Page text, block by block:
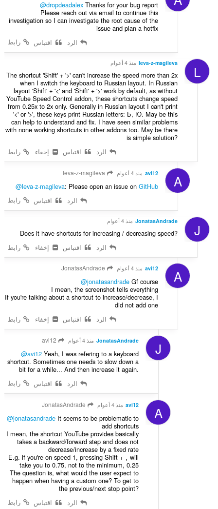
@dropdeadalex Thanks for your bug report
Please reach out via email to continue this
investigation so I can investigate the root cause of the
issue and plan a hotfix
رابط
الرد اقتباس
L
leva-z-magileva منذ 4 أعوام
The shortcut 'Shift' + '>' can't increase the speed more than 2x
when I switch the keyboard to Russian layout. In Russian
layout 'Shift' + '<' and 'Shift' + '>' work by default, as without
YouTube Speed Control addon, these shortcuts change speed
from 0.25x to 2x only. Generally in Russian layout I can't print
'<' or '>', these keys print Russian letters: Б, Ю. May be this
can help to understand and fix. I have seen similar problems
with none working shortcuts in other addons too. May be there
is simple solution?
إخفاء
رابط الرد اقتباس
A
avi12 منذ 4 أعوام
@leva-z-magileva: Please open an issue onGitHub
رابط
الرد اقتباس
J
JonatasAndrade منذ 4 أعوام
Does it have shortcuts for increasing / decreasing speed?
إخفاء
رابط الرد اقتباس
A
avi12 منذ 4 أعوام
@jonatasandrade Gf course
I mean, the screenshot tells everything
If you're talking about a shortcut to increase/decrease, I
did not add one
إخفاء
رابط الرد اقتباس
J
JonatasAndrade منذ 4 أعوام
@avi12 Yeah, I was refering to a keyboard
shortcut. Sometimes one needs to slow down a
bit for a while... And then increase it again.
رابط
الرد اقتباس
A
avi12 منذ 4 أعوام
@jonatasandrade It seems to be problematic to
add shortcuts
I mean, the shortcut YouTube provides basically
takes a backward/forward step and does not
decrease/increase by a fixed rate
E.g. if you're on speed 1, pressing Shift +
will
take you to 0.75, not to the minimum, 0.25
The question is, what would the user expect to
happen when having a custom one? To get to
the previous/next stop point?
رابط
الرد اقتباس